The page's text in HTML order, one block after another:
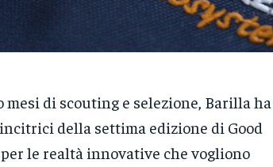
mesi di scouting e selezione, Barilla ha
della settima edizione di Good
le realtà innovative che vogliono